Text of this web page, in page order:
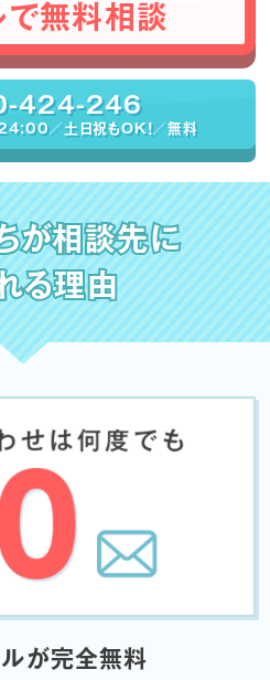
で無料相談
424-246
／土日祝もOK！／無料
が相談先に
る理由
ルが完全無料